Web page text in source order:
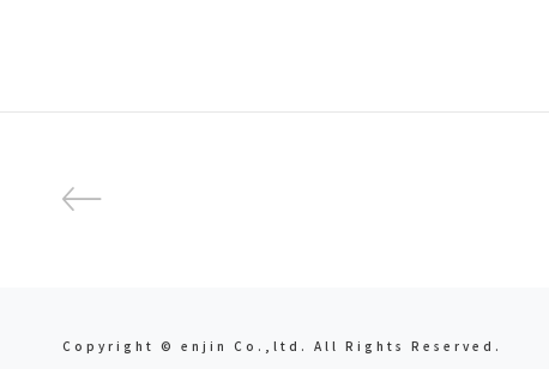
Copyright © enjin Co.,ltd. All Rights Reserved.